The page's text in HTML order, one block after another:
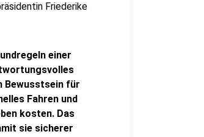
Friederike
einer
Bewusstsein für
Fahren und
kosten. Das
sie sicherer